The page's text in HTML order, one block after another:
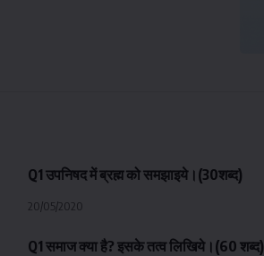
Q1 उपनिषद में ब्रह्म को समझाइये।(30शब्द)
20/05/2020
Q1 समाज क्या है? इसके तत्व लिखिये।(60 शब्द)